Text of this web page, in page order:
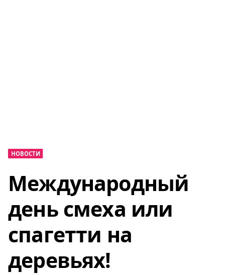
НОВОСТИ
Международный
день смеха или
спагетти на
деревьях!